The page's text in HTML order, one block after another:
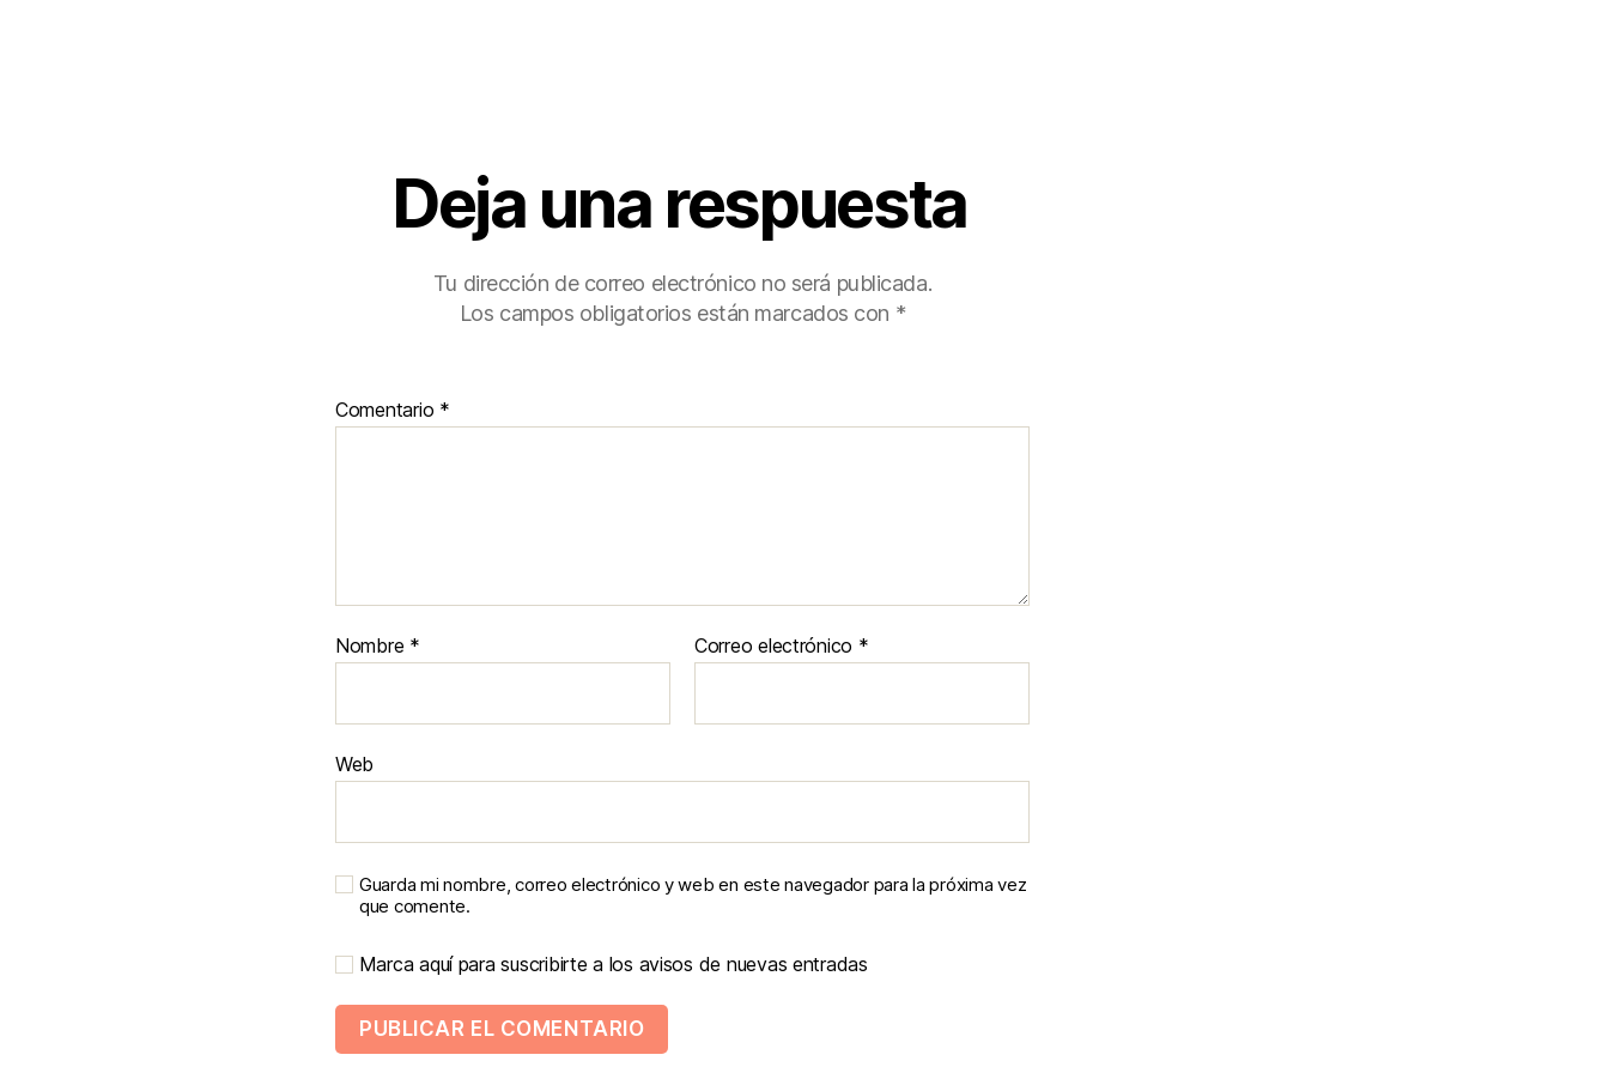
Deja una respuesta
Tu dirección de correo electrónico no será publicada.
Los campos obligatorios están marcados con *
Comentario *
Nombre * Correo electrónico *
Web
Guarda mi nombre, correo electrónico y web en este navegador para la próxima vez
que comente.
Marca aquí para suscribirte a los avisos de nuevas entradas